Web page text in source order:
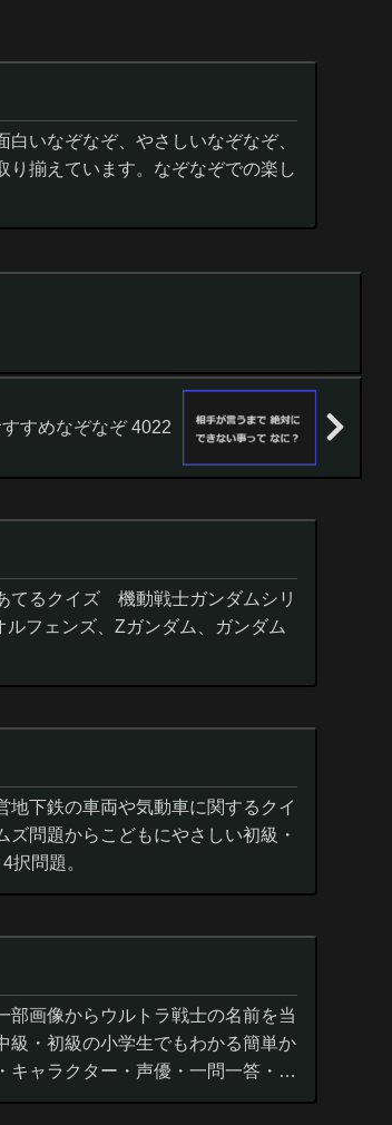
いなぞなぞ、やさしいなぞなぞ、
り揃えています。なぞなぞでの楽し
すすめなぞなぞ 4022
てるクイズ 機動戦士ガンダムシリ
フェンズ、Zガンダム、ガンダム
地下鉄の車両や気動車に関するクイ
問題からこどもにやさしい初級・
択問題。
画像からウルトラ戦士の名前を当
・初級の小学生でもわかる簡単か
キャラクター・声優・一問一答・3